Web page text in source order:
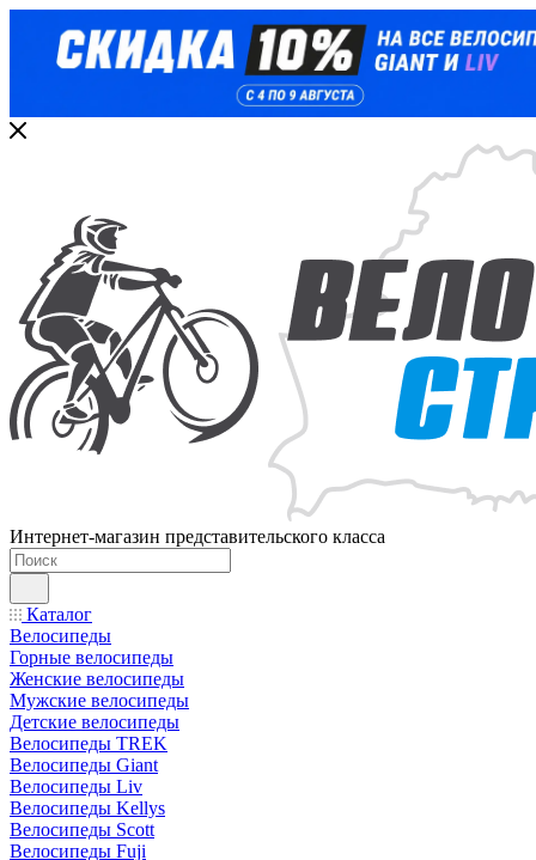
Интернет-магазин представительского класса
Каталог
Велосипеды
Горные велосипеды
Женские велосипеды
Мужские велосипеды
Детские велосипеды
Велосипеды TREK
Велосипеды Giant
Велосипеды Liv
Велосипеды Kellys
Велосипеды Scott
Велосипеды Fuji